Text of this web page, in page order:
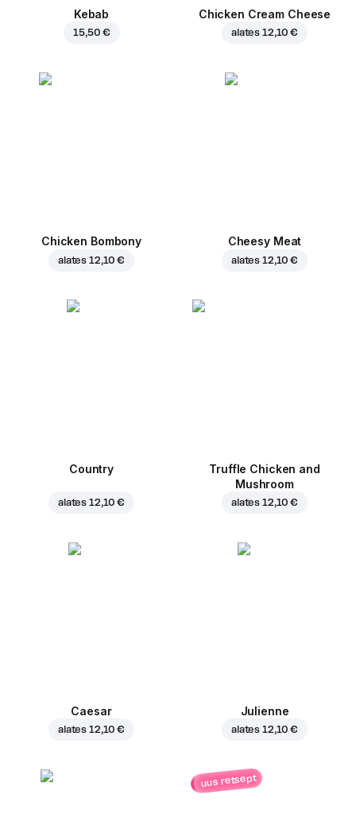
Kebab
15,50 €
Chicken Cream Cheese
alates 12,10 €
Chicken Bombony
alates 12,10 €
Cheesy Meat
alates 12,10 €
Country
alates 12,10 €
Truffle Chicken and
Mushroom
alates 12,10 €
Caesar
alates 12,10 €
Julienne
alates 12,10 €
uus retsept